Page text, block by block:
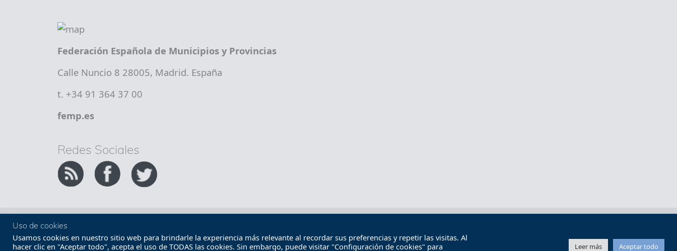
Federación Española de Municipios y Provincias
Calle Nuncio 8 28005, Madrid. España
t. +34 91 364 37 00
femp.es
Redes Sociales
Contacto
Uso de cookies
Usamos cookies en nuestro sitio web para brindarle la experiencia más relevante al recordar sus preferencias y repetir las visitas. Al
hacer clic en "Aceptar todo", acepta el uso de TODAS las cookies. Sin embargo, puede visitar "Configuración de cookies" para
Leer más Aceptar todo